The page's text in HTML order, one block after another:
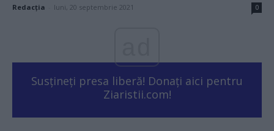
Redacţia luni, 20 septembrie 2021 0
Susțineți presa liberă! Donați aici pentru
Ziaristii.com!